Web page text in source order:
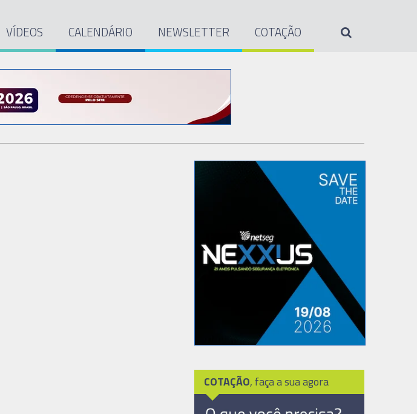
VÍDEOS CALENDÁRIO NEWSLETTER COTAÇÃO
COTAÇÃO, faça a sua agora